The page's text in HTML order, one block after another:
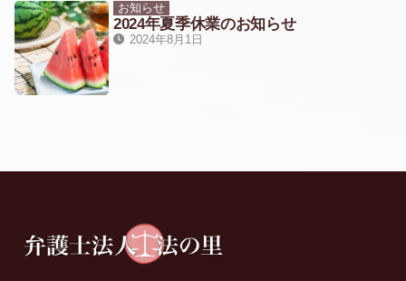
お知らせ
2024年夏季休業のお知らせ
2024年8月1日